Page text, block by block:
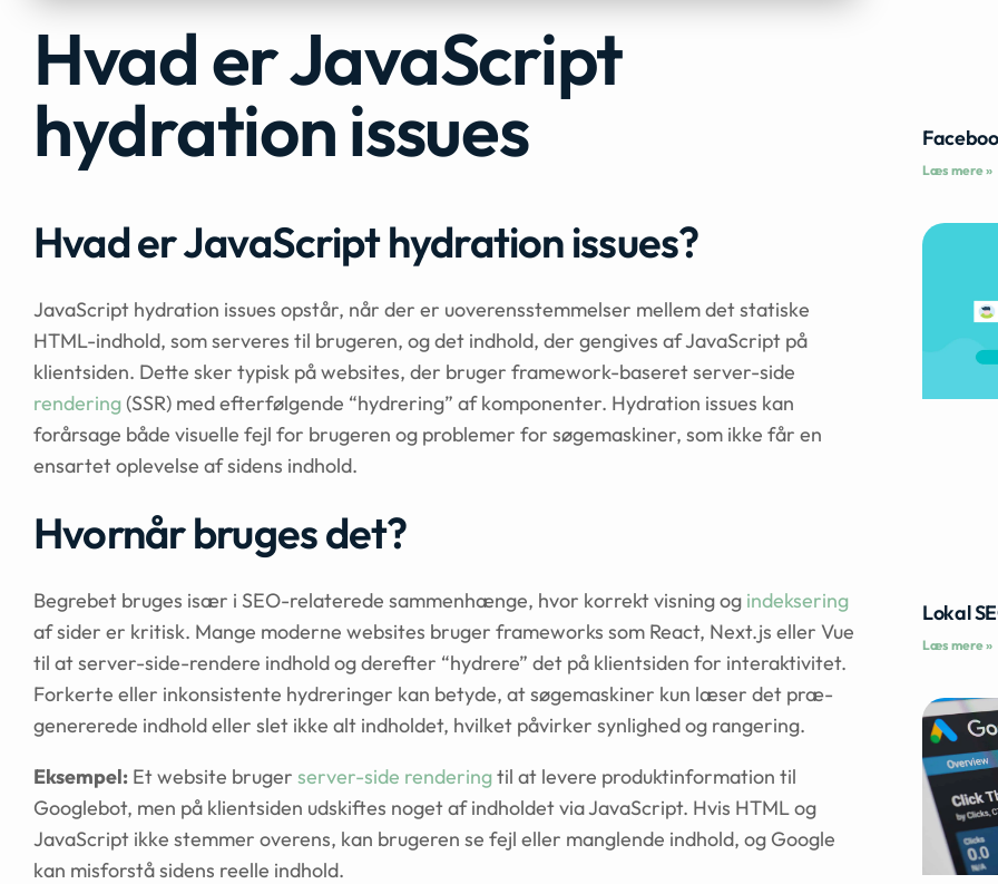
Hvad er JavaScript
hydration issues
Hvad er JavaScript hydration issues?
JavaScript hydration issues opstår, når der er uoverensstemmelser mellem det statiske
HTML-indhold, som serveres til brugeren, og det indhold, der gengives af JavaScript på
klientsiden. Dette sker typisk på websites, der bruger framework-baseret server-side
rendering(SSR) med efterfølgende “hydrering” af komponenter. Hydration issues kan
forårsage både visuelle fejl for brugeren og problemer for søgemaskiner, som ikke får en
ensartet oplevelse af sidens indhold.
Hvornår bruges det?
Begrebet bruges især i SEO-relaterede sammenhænge, hvor korrekt visning og indeksering
af sider er kritisk. Mange moderne websites bruger frameworks som React, Next.js eller Vue
til at server-side-rendere indhold og derefter “hydrere” det på klientsiden for interaktivitet.
Forkerte eller inkonsistente hydreringer kan betyde, at søgemaskiner kun læser det præ-
genererede indhold eller slet ikke alt indholdet, hvilket påvirker synlighed og rangering.
Eksempel: Et website bruger server-side renderingtil at levere produktinformation til
Googlebot, men på klientsiden udskiftes noget af indholdet via JavaScript. Hvis HTML og
JavaScript ikke stemmer overens, kan brugeren se fejl eller manglende indhold, og Google
kan misforstå sidens reelle indhold.
Læs mere »
Lokal
Læs mere »